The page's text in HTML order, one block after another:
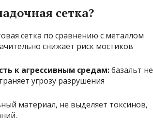
сетка?
сетка по сравнению с металлом
снижает риск мостиков
к агрессивным средам:базальт не
угрозу разрушения
материал, не выделяет токсинов,